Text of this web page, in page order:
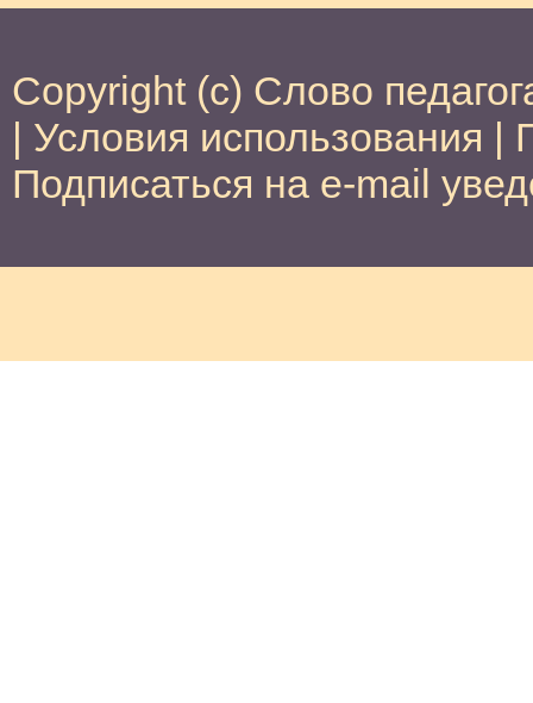
Copyright (c) Слово
| Условия использования |
Подписаться на e-mail